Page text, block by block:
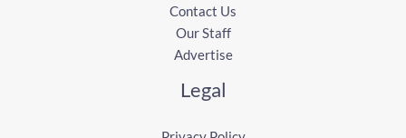
Contact Us
Our Staff
Advertise
Legal